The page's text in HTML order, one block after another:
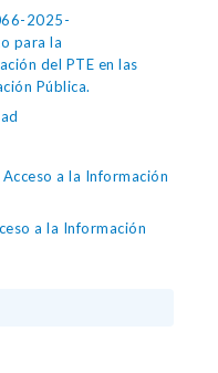
2025-
para la
del PTE en las
Pública.
a la Información
a la Información